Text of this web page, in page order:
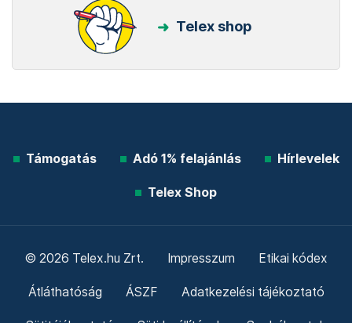
Telex shop
Támogatás Adó 1% felajánlás Hírlevelek
Telex Shop
© 2026 Telex.hu Zrt. Impresszum Etikai kódex
Átláthatóság ÁSZF Adatkezelési tájékoztató